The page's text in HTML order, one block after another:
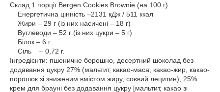
Склад 1 порції Bergen Cookies Brownie (на 100 г)
Енергетична цінність –2131 кДж / 511 ккал
Жири – 29 г (із них насичені – 18 г)
Вуглеводи – 52 г (із них цукри – 5 г)
Білок – 6 г
Сіль – 0,72 г.
Інгредієнти: пшеничне борошно, десертний шоколад без
додавання цукру 27% (мальтит, какао-маса, какао-жир, какао-
порошок зі зниженим вмістом жиру, соєвий лецитин), 25%
крем для брауні без додавання цукру [мальтит, какао зі